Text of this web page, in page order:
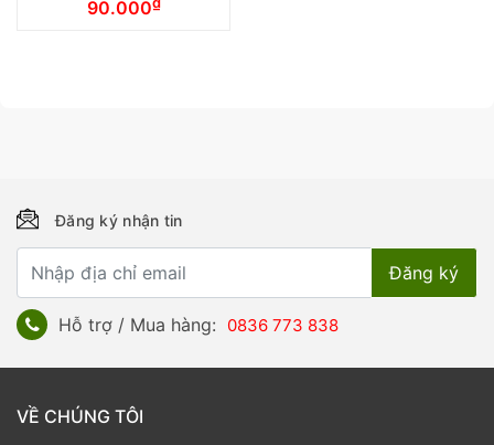
90.000
Đăng ký nhận tin
Hỗ trợ / Mua hàng: 0836 773 838
VỀ CHÚNG TÔI